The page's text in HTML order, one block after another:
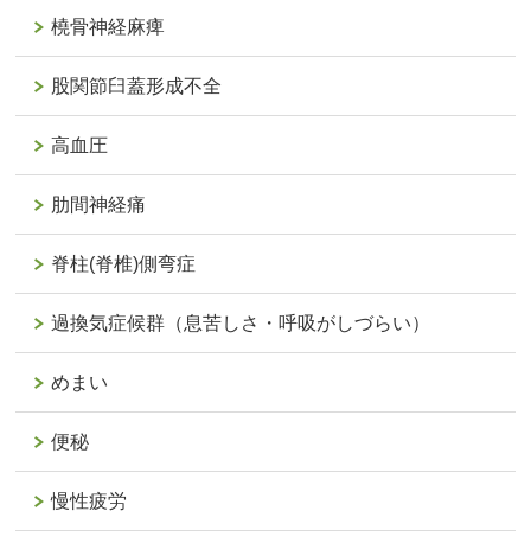
橈骨神経麻痺
股関節臼蓋形成不全
高血圧
肋間神経痛
脊柱(脊椎)側弯症
過換気症候群（息苦しさ・呼吸がしづらい）
めまい
便秘
慢性疲労